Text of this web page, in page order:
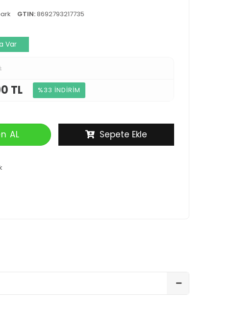
GTIN:8692793217735
Var
TL %33 İNDİRİM
AL Sepete Ekle